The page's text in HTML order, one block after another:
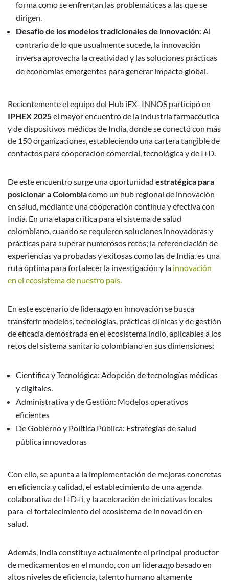
forma como se enfrentan las problemáticas a las que se
dirigen.
Desafío de los modelos tradicionales de innovación: Al
contrario de lo que usualmente sucede, la innovación
inversa aprovecha la creatividad y las soluciones prácticas
de economías emergentes para generar impacto global.
Recientemente el equipo del Hub iEX- INNOS participó en
IPHEX 2025el mayor encuentro de la industria farmacéutica
y de dispositivos médicos de India, donde se conectó con más
de 150 organizaciones, estableciendo una cartera tangible de
contactos para cooperación comercial, tecnológica y de I+D.
De este encuentro surge una oportunidad estratégica para
posicionar a Colombiacomo un hub regional de innovación
en salud, mediante una cooperación continua y efectiva con
India. En una etapa crítica para el sistema de salud
colombiano, cuando se requieren soluciones innovadoras y
prácticas para superar numerosos retos; la referenciación de
experiencias ya probadas y exitosas como las de India, es una
ruta óptima para fortalecer la investigación y la innovación
en el ecosistema de nuestro país.
En este escenario de liderazgo en innovación se busca
transferir modelos, tecnologías, prácticas clínicas y de gestión
de eficacia demostrada en el ecosistema indio, aplicables a los
retos del sistema sanitario colombiano en sus dimensiones:
Científica y Tecnológica: Adopción de tecnologías médicas
y digitales.
Administrativa y de Gestión: Modelos operativos
eficientes
De Gobierno y Política Pública: Estrategias de salud
pública innovadoras
Con ello, se apunta a la implementación de mejoras concretas
en eficiencia y calidad, el establecimiento de una agenda
colaborativa de I+D+i, y la aceleración de iniciativas locales
para el fortalecimiento del ecosistema de innovación en
salud.
Además, India constituye actualmente el principal productor
de medicamentos en el mundo, con un liderazgo basado en
altos niveles de eficiencia, talento humano altamente